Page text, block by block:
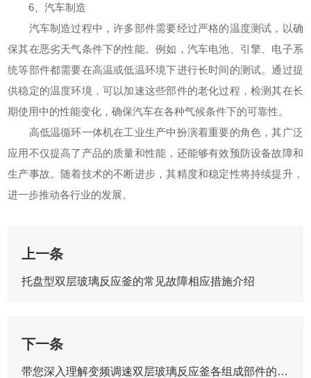
6、汽车制造
汽车制造过程中，许多部件需要经过严格的温度测试，以确
保其在恶劣天气条件下的性能。例如，汽车电池、引擎、电子系
统等部件都需要在高温或低温环境下进行长时间的测试。通过提
供稳定的温度环境，可以加速这些部件的老化过程，检测其在长
期使用中的性能变化，确保汽车在各种气候条件下的可靠性。
高低温循环一体机在工业生产中扮演着重要的角色，其广泛
应用不仅提高了产品的质量和性能，还能够有效预防设备故障和
生产事故。随着技术的不断进步，其精度和稳定性将持续提升，
进一步推动各行业的发展。
上一条
托盘型双层玻璃反应釜的常见故障相应措施介绍
下一条
带您深入理解变频调速双层玻璃反应釜各组成部件的功能特点